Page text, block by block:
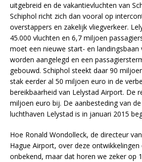
uitgebreid en de vakantievluchten van
Schiphol richt zich dan vooral op
overstappers en zakelijk vliegverkeer.
45.000 vluchten en 6,7 miljoen
moet een nieuwe start- en landingsbaan
worden aangelegd en een
gebouwd. Schiphol steekt daar 90
stak eerder al 50 miljoen euro in de
bereikbaarheid van Lelystad Airport. De
miljoen euro bij. De aanbesteding van
luchthaven Lelystad is in januari 2015
Hoe Ronald Wondolleck, de directeur
Hague Airport, over deze
onbekend, maar dat horen we zeker op